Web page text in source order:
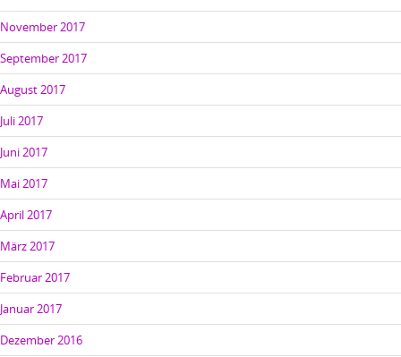
November 2017
September 2017
August 2017
Juli 2017
Juni 2017
Mai 2017
April 2017
März 2017
Februar 2017
Januar 2017
Dezember 2016